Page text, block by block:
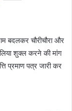
बदलकर चौरीचौरा और
शुक्ल करने की मांग
प्रमाण पत्र जारी कर